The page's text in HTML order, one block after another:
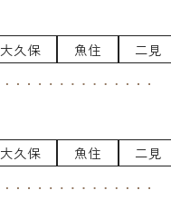
大久保 魚住 二見
大久保 魚住 二見